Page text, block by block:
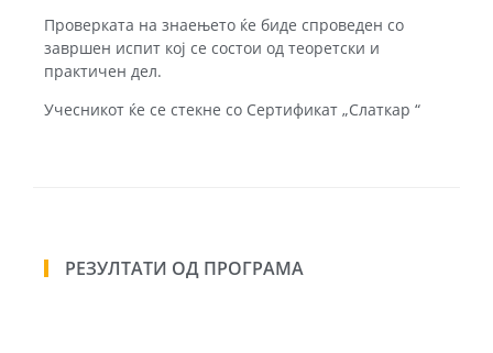
Проверката на знаењето ќе биде спроведен со
завршен испит кој се состои од теоретски и
практичен дел.
Учесникот ќе се стекне со Сертификат „Слаткар “
РЕЗУЛТАТИ ОД ПРОГРАМА